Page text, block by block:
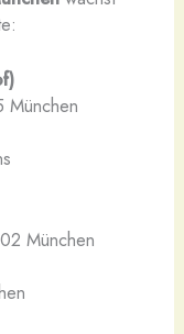
München